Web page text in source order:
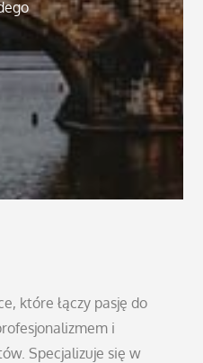
które łączy pasję do
i
Specjalizuje się w